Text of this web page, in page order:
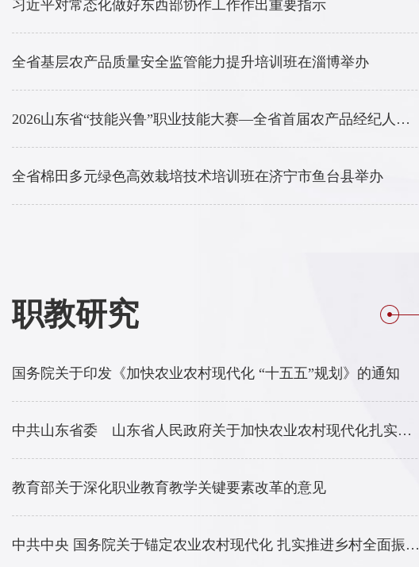
习近平对常态化做好东西部协作工作作出重要指示
全省基层农产品质量安全监管能力提升培训班在淄博举办
2026山东省“技能兴鲁”职业技能大赛—全省首届农产品经纪人职业技能竞赛暨第七届全国农业行业职业技能大赛山东选拔赛在潍坊举办
全省棉田多元绿色高效栽培技术培训班在济宁市鱼台县举办
职教研究
国务院关于印发《加快农业农村现代化 “十五五”规划》的通知
中共山东省委 山东省人民政府关于加快农业农村现代化扎实推进乡村全面振兴的实施意见
教育部关于深化职业教育教学关键要素改革的意见
中共中央 国务院关于锚定农业农村现代化 扎实推进乡村全面振兴的意见